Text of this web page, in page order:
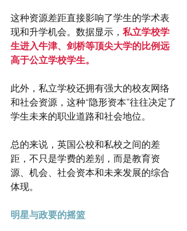
这种资源差距直接影响了学生的学术表
现和升学机会。数据显示， 私立学校学
生进入牛津、剑桥等顶尖大学的比例远
高于公立学校学生。
此外，私立学校还拥有强大的校友网络
和社会资源，这种“隐形资本”往往决定了
学生未来的职业道路和社会地位。
总的来说，英国公校和私校之间的差
距，不只是学费的差别，而是教育资
源、机会、社会资本和未来发展的综合
体现。
明星与政要的摇篮